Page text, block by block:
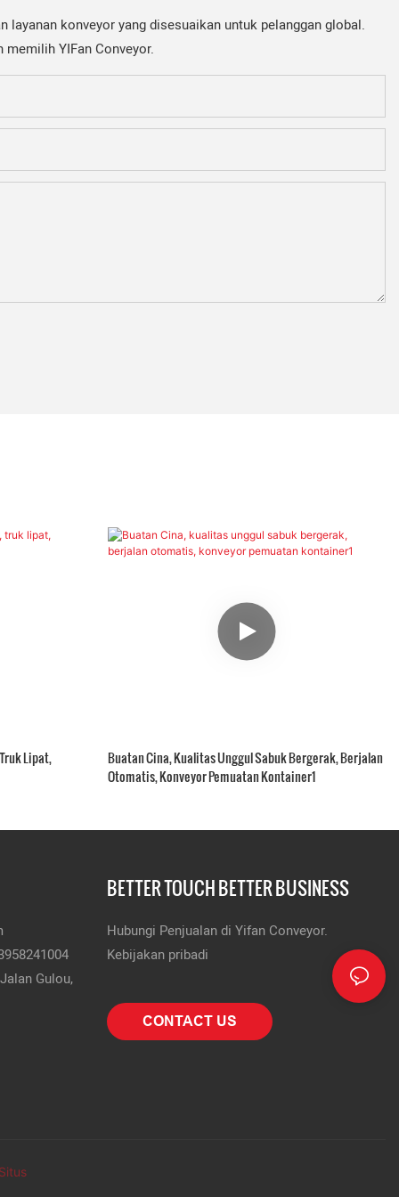
konveyor yang disesuaikan untuk pelanggan global.
YIFan Conveyor.
Lipat,
Buatan Cina, Kualitas Unggul Sabuk Bergerak, Berjalan
Otomatis, Konveyor Pemuatan Kontainer1
Gulou,
BETTER TOUCH BETTER BUSINESS
Hubungi Penjualan di Yifan Conveyor.
Kebijakan pribadi
CONTACT US